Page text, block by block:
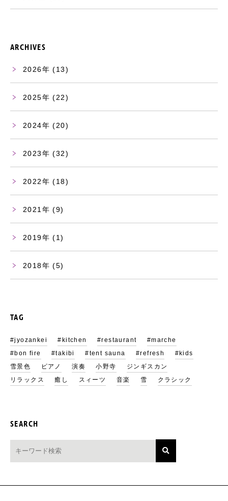
ARCHIVES
2026 (13)
2025 (22)
2024 (20)
2023 (32)
2022 (18)
2021 (9)
2019 (1)
2018 (5)
TAG
#jyozankei #kitchen #restaurant
#marche
#bon fire
#takibi #tent sauna #refresh
#kids
雪景色
ピアノ 演奏 小野寺
ジンギスカン
リラックス
癒し スィーツ 音楽 雪 クラシック
SEARCH